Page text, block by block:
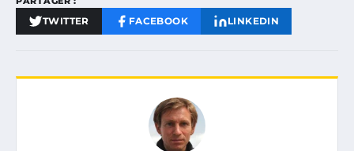
TWITTER FACEBOOK LINKEDIN